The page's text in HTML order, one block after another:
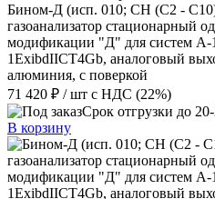
Бином-Д (исп. 010; CH (C2 -
газоанализатор стационарный
модификации "Д" для систем
1ExibdIICT4Gb, аналоговый
алюминия, с поверкой
71 420 ₽ / шт с НДС (22%)
Срок отгрузки до
В корзину